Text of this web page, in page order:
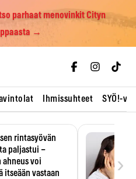
parhaat menovinkit Cityn
→
Ihmissuhteet SYÖ!-
rintasyövän
paljastui –
ahneus voi
itseään vastaan
›